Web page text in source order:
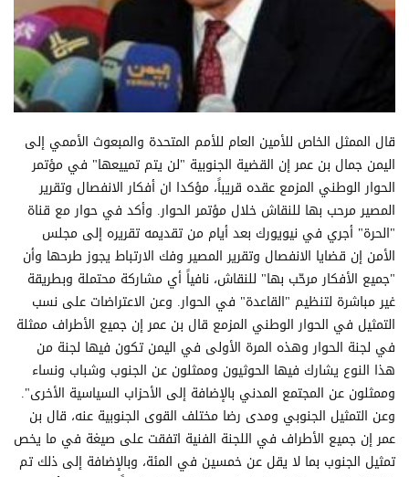
قال الممثل الخاص للأمين العام للأمم المتحدة والمبعوث الأممي إلى
اليمن جمال بن عمر إن القضية الجنوبية "لن يتم تمييعها" في مؤتمر
الحوار الوطني المزمع عقده قريباً، مؤكدا ان أفكار الانفصال وتقرير
المصير مرحب بها للنقاش خلال مؤتمر الحوار. وأكد في حوار مع قناة
"الحرة" أجري في نيويورك بعد أيام من تقديمه تقريره إلى مجلس
الأمن إن قضايا الانفصال وتقرير المصير وفك الارتباط يجوز طرحها وأن
"جميع الأفكار مرحّب بها" للنقاش، نافياً أي مشاركة محتملة وبطريقة
غير مباشرة لتنظيم "القاعدة" في الحوار. وعن الاعتراضات على نسب
التمثيل في الحوار الوطني المزمع قال بن عمر إن جميع الأطراف ممثلة
في لجنة الحوار وهذه المرة الأولى في اليمن تكون فيها لجنة من
هذا النوع يشارك فيها الحوثيون وممثلون عن الجنوب وشباب ونساء
وممثلون عن المجتمع المدني بالإضافة إلى الأحزاب السياسية الأخرى".
وعن التمثيل الجنوبي ومدى رضا مختلف القوى الجنوبية عنه، قال بن
عمر إن جميع الأطراف في اللجنة الفنية اتفقت على صيغة في ما يخص
تمثيل الجنوب بما لا يقل عن خمسين في المئة، وبالإضافة إلى ذلك تم